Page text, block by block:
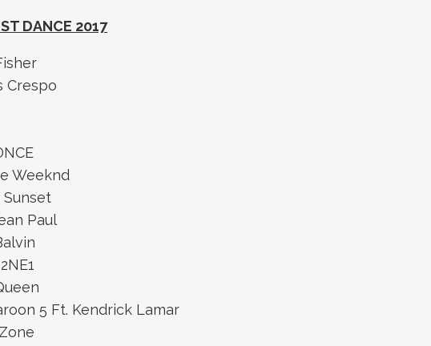
DANCE 2017
Crespo
Weeknd
Sunset
Paul
5 Ft. Kendrick Lamar